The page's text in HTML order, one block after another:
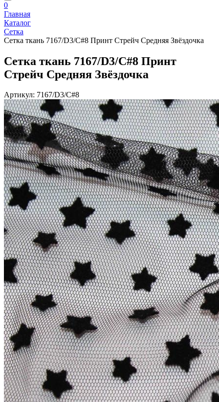
0
Главная
Каталог
Сетка
Сетка ткань 7167/D3/C#8 Принт Стрейч Средняя Звёздочка
Сетка ткань 7167/D3/C#8 Принт
Стрейч Средняя Звёздочка
Артикул: 7167/D3/C#8